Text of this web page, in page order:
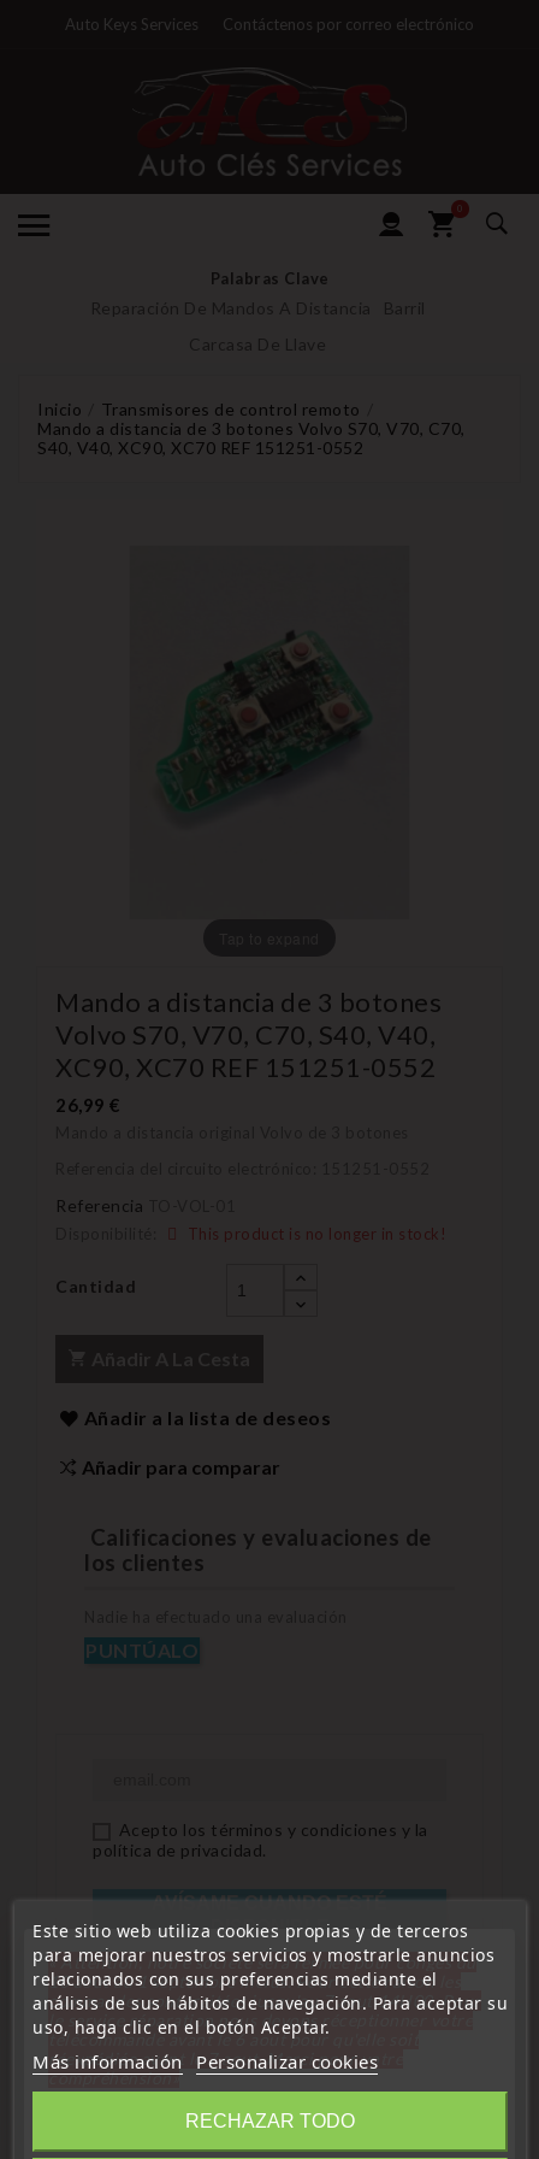
Auto Keys Services Contáctenos por correo electrónico
0
Palabras Clave
Reparación De Mandos A Distancia
Barril
Carcasa De Llave
Inicio
Transmisores de control remoto
Mando a distancia de 3 botones Volvo S70, V70, C70,
S40, V40, XC90, XC70 REF 151251-0552
Mando a distancia de 3 botones
Volvo S70, V70, C70, S40, V40,
XC90, XC70 REF 151251-0552
26,99 €
Referencia
This product is no longer in stock!
Cantidad
Añadir a la lista de deseos
Añadir para comparar
Calificaciones y evaluaciones de
los clientes
PUNTÚALO
Acepto los términos y condiciones y la
política de privacidad.
AVÍSAME CUANDO ESTÉ
DISPONIBLE
Este sitio web utiliza cookies propias y de terceros
para mejorar nuestros servicios y mostrarle anuncios
relacionados con sus preferencias mediante el
análisis de sus hábitos de navegación. Para aceptar su
uso, haga clic en el botón Aceptar.
Más información Personalizar cookies
RECHAZAR TODO
« Attention, notre société sera fermée pour congés du
10 aout au 1 septembre inclus. Pour cette raison les
commandes sont traitées jusqu'au 7 aout
14H00. Pour
le service réparation nous devons réceptionner votre
télécommande avant le 6 aout pour qu'elle soit
réexpédiée avant le 7 aout. Merci pour votre
compréhension»
Cerrar